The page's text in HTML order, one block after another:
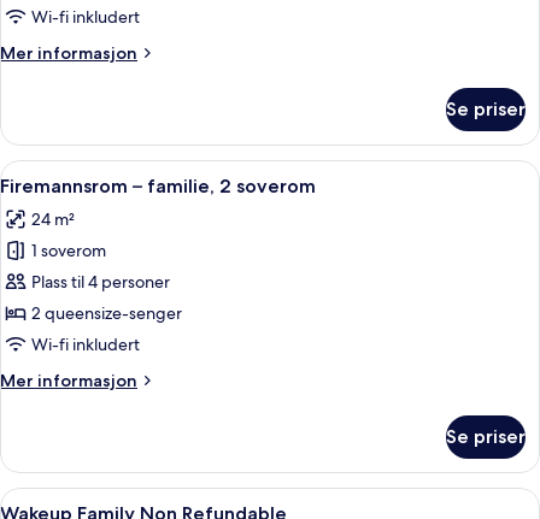
Standard
Wi-fi inkludert
Mer informasjon
Mer
Standard
Se priser
Åpne
alle
bildene
av
Firemannsrom
–
familie,
soverom
Allergitestet sengetøy, skrivebord,
12
Firemannsrom – familie, 2 soverom
24 m²
1 soverom
Plass til 4 personer
2 queensize-senger
Wi-fi inkludert
Mer informasjon
Mer
–
familie,
2
Se priser
Åpne
Allergitestet sengetøy, skrivebord,
12
Wakeup Family Non Refundable